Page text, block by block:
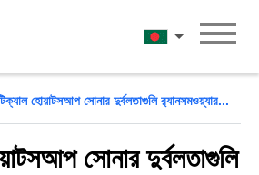
বাংলা
হোয়াটসআপ সোনার দুর্বলতাগুলি র‍্যানসমওয়্যার...
সোনার দুর্বলতাগুলি